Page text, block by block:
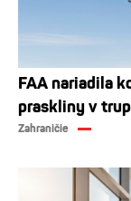
FAA nariadila
praskliny v
Zahraničie